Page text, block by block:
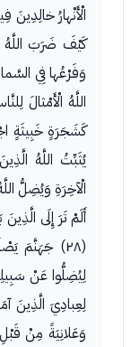
كَيْفَ ضَرَبَ اللَّهُ
يُثَبِّتُ اللَّهُ
الْآخِرَةِ وَيُضِلُّ
أَلَمْ تَرَ إِلَى
لِعِبادِيَ الَّذِينَ